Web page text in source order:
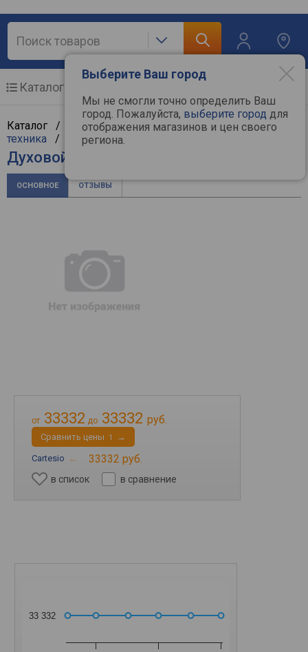
Выберите Ваш город
Мы не смогли точно определить Ваш
город. Пожалуйста, выберите город для
отображения магазинов и цен своего
региона.
Каталог
Каталог / Крупная бытовая техника/Встраиваемая
техника / Духовые шкафы
Духовой шкаф Electrolux EZC 52430 AX
ОСНОВНОЕ ОТЗЫВЫ
от 33332 до 33332 руб.
Cравнить цены 1 →
Cartesio → 33332 руб.
в список в сравнение
33 332